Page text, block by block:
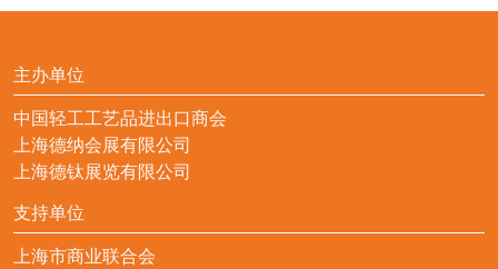
主办单位
中国轻工工艺品进出口商会
上海德纳会展有限公司
上海德钛展览有限公司
支持单位
上海市商业联合会